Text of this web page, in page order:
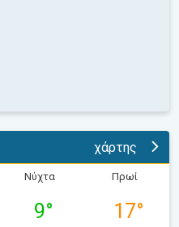
χάρτης
Νύχτα
9°
Πρωί
17°